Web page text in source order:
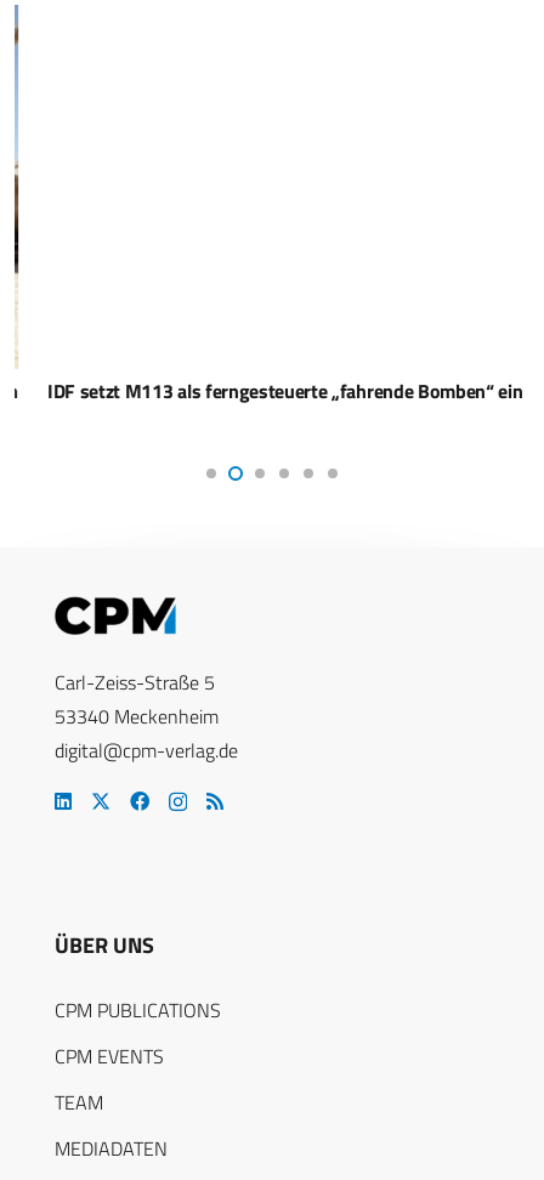
IDF setzt M113 als ferngesteuerte „fahrende Bomben“ ein
Carl-Zeiss-Straße 5
53340 Meckenheim
digital@cpm-verlag.de
ÜBER UNS
CPM PUBLICATIONS
CPM EVENTS
TEAM
MEDIADATEN